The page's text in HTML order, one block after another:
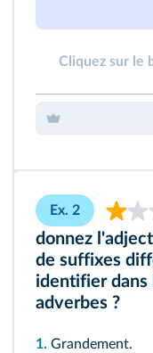
Cliquez sur le
Ex. 2
donnez
de suffixes
identifier dans
adverbes ?
1. Grandement.